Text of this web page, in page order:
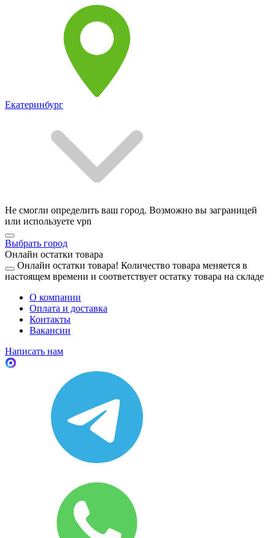
Екатеринбург
Не смогли определить ваш город. Возможно вы заграницей
или используете vpn
Выбрать город
Онлайн остатки товара
Онлайн остатки товара! Количество товара меняется в
настоящем времени и соответствует остатку товара на складе
О компании
Оплата и доставка
Контакты
Вакансии
Написать нам